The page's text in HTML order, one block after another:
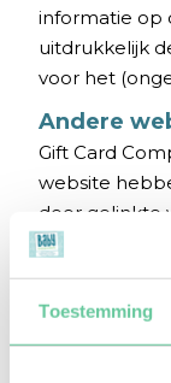
Toestemming
informatie op
uitdrukkelijk
voor het
Andere
Gift Card
website
door gelinkte
de houder
dan ook geen
Copyright
Gift Card